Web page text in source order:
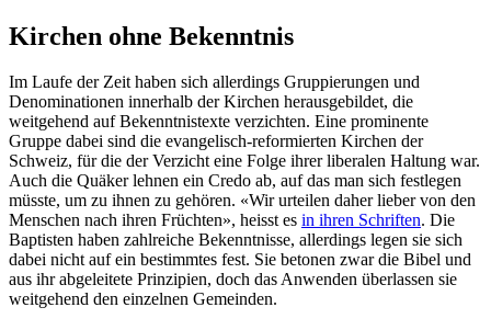
Kirchen ohne Bekenntnis
Im Laufe der Zeit haben sich allerdings Gruppierungen und
Denominationen innerhalb der Kirchen herausgebildet, die
weitgehend auf Bekenntnistexte verzichten. Eine prominente
Gruppe dabei sind die evangelisch-reformierten Kirchen der
Schweiz, für die der Verzicht eine Folge ihrer liberalen Haltung war.
Auch die Quäker lehnen ein Credo ab, auf das man sich festlegen
müsste, um zu ihnen zu gehören. «Wir urteilen daher lieber von den
Menschen nach ihren Früchten», heisst es in ihren Schriften. Die
Baptisten haben zahlreiche Bekenntnisse, allerdings legen sie sich
dabei nicht auf ein bestimmtes fest. Sie betonen zwar die Bibel und
aus ihr abgeleitete Prinzipien, doch das Anwenden überlassen sie
weitgehend den einzelnen Gemeinden.